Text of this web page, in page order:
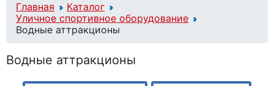
Главная
Каталог
Уличное спортивное оборудование
Водные аттракционы
Водные аттракционы